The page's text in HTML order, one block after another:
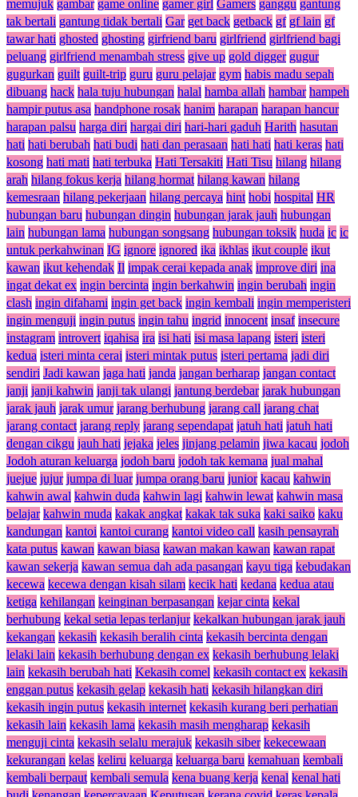
memujuk gambar game online gamer girl Gamers ganggu gantung
tak bertali gantung tidak bertali Gar get back getback gf gf lain gf
tawar hati ghosted ghosting girfriend baru girlfriend girlfriend bagi
peluang girlfriend menambah stress give up gold digger gugur
gugurkan guilt guilt-trip guru guru pelajar gym habis madu sepah
dibuang hack hala tuju hubungan halal hamba allah hambar hampeh
hampir putus asa handphone rosak hanim harapan harapan hancur
harapan palsu harga diri hargai diri hari-hari gaduh Harith hasutan
hati hati berubah hati budi hati dan perasaan hati hati hati keras hati
kosong hati mati hati terbuka Hati Tersakiti Hati Tisu hilang hilang
arah hilang fokus kerja hilang hormat hilang kawan hilang
kemesraan hilang pekerjaan hilang percaya hint hobi hospital HR
hubungan baru hubungan dingin hubungan jarak jauh hubungan
lain hubungan lama hubungan songsang hubungan toksik huda ic ic
untuk perkahwinan IG ignore ignored ika ikhlas ikut couple ikut
kawan ikut kehendak Il impak cerai kepada anak improve diri ina
ingat dekat ex ingin bercinta ingin berkahwin ingin berubah ingin
clash ingin difahami ingin get back ingin kembali ingin memperisteri
ingin menguji ingin putus ingin tahu ingrid innocent insaf insecure
instagram introvert iqahisa ira isi hati isi masa lapang isteri isteri
kedua isteri minta cerai isteri mintak putus isteri pertama jadi diri
sendiri Jadi kawan jaga hati janda jangan berharap jangan contact
janji janji kahwin janji tak ulangi jantung berdebar jarak hubungan
jarak jauh jarak umur jarang berhubung jarang call jarang chat
jarang contact jarang reply jarang sependapat jatuh hati jatuh hati
dengan cikgu jauh hati jejaka jeles jinjang pelamin jiwa kacau jodoh
Jodoh aturan keluarga jodoh baru jodoh tak kemana jual mahal
juejue jujur jumpa di luar jumpa orang baru junior kacau kahwin
kahwin awal kahwin duda kahwin lagi kahwin lewat kahwin masa
belajar kahwin muda kakak angkat kakak tak suka kaki saiko kaku
kandungan kantoi kantoi curang kantoi video call kasih pensayrah
kata putus kawan kawan biasa kawan makan kawan kawan rapat
kawan sekerja kawan semua dah ada pasangan kayu tiga kebudakan
kecewa kecewa dengan kisah silam kecik hati kedana kedua atau
ketiga kehilangan keinginan berpasangan kejar cinta kekal
berhubung kekal setia lepas terlanjur kekalkan hubungan jarak jauh
kekangan kekasih kekasih beralih cinta kekasih bercinta dengan
lelaki lain kekasih berhubung dengan ex kekasih berhubung lelaki
lain kekasih berubah hati Kekasih comel kekasih contact ex kekasih
enggan putus kekasih gelap kekasih hati kekasih hilangkan diri
kekasih ingin putus kekasih internet kekasih kurang beri perhatian
kekasih lain kekasih lama kekasih masih mengharap kekasih
menguji cinta kekasih selalu merajuk kekasih siber kekecewaan
kekurangan kelas keliru keluarga keluarga baru kemahuan kembali
kembali berpaut kembali semula kena buang kerja kenal kenal hati